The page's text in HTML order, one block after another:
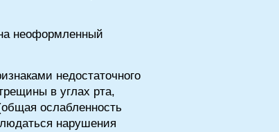
неоформленный
недостаточного
в углах рта,
ослабленность
нарушения